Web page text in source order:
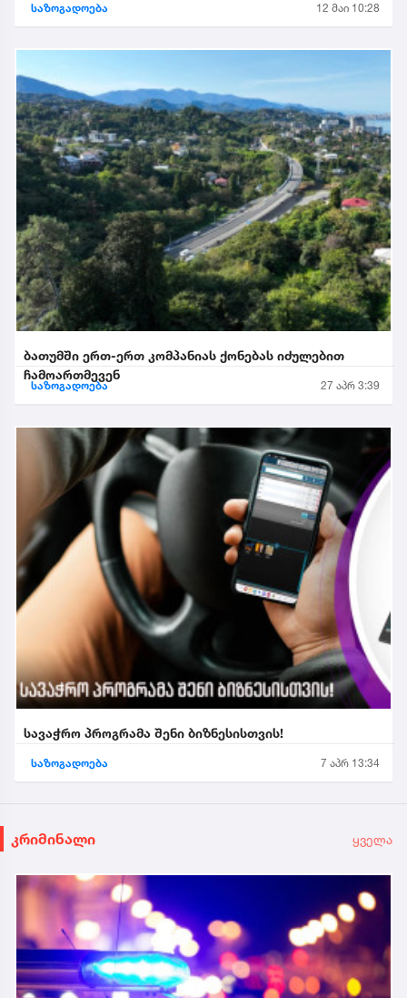
საზოგადოება 12 მაი 10:28
ბათუმში ერთ-ერთ კომპანიას ქონებას იძულებით
ჩამოართმევენ
საზოგადოება 27 აპრ 3:39
სავაჭრო პროგრამა შენი ბიზნესისთვის!
საზოგადოება 7 აპრ 13:34
კრიმინალი ყველა